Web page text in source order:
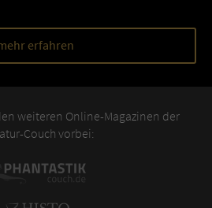
erfahren
weiteren Online-Magazinen der
Couch vorbei: